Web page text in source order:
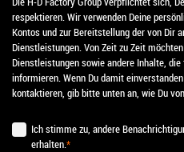
respektieren. Wir verwenden Deine
Kontos und zur Bereitstellung der von Dir
Dienstleistungen. Von Zeit zu Zeit
Dienstleistungen sowie andere Inhalte,
informieren. Wenn Du damit
kontaktieren, gib bitte unten an, wie Du
Ich stimme zu, andere
erhalten.*